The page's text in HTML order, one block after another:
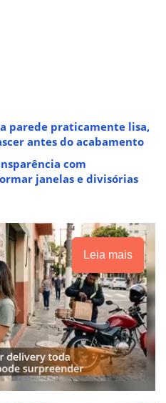
parede praticamente lisa,
antes do acabamento
com
janelas e divisórias
Leia mais